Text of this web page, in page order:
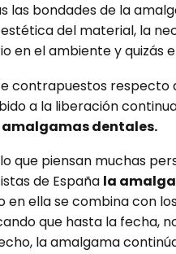
las bondades de la
del material, la
en el ambiente y quizás
contrapuestos respecto
a la liberación
dentales.
que piensan muchas
de España la
ella se combina con
que hasta la fecha,
la amalgama